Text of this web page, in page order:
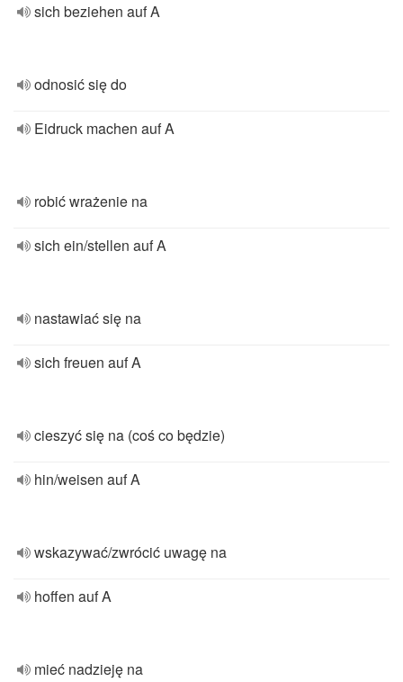
sich beziehen auf A
odnosić się do
Eidruck machen auf A
robić wrażenie na
sich ein/stellen auf A
nastawiać się na
sich freuen auf A
cieszyć się na (coś co będzie)
hin/weisen auf A
wskazywać/zwrócić uwagę na
hoffen auf A
mieć nadzieję na